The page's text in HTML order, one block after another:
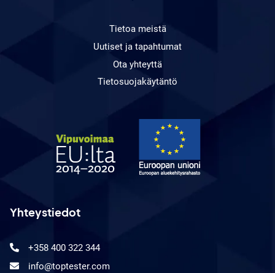
Tietoa meistä
Uutiset ja tapahtumat
Ota yhteyttä
Tietosuojakäytäntö
Yhteystiedot
+358 400 322 344
info@toptester.com